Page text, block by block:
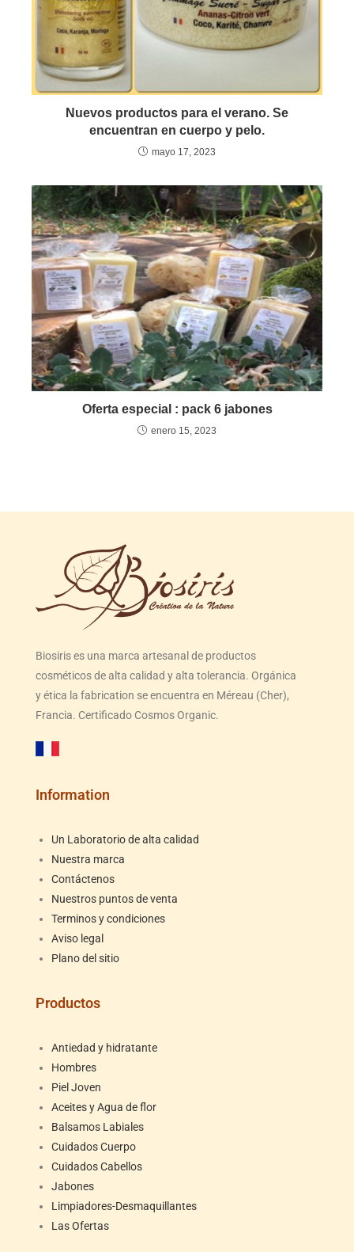
Nuevos productos para el verano. Se
encuentran en cuerpo y pelo.
mayo 17, 2023
Oferta especial : pack 6 jabones
enero 15, 2023
Biosiris es una marca artesanal de productos
cosméticos de alta calidad y alta tolerancia. Orgánica
y ética la fabrication se encuentra en Méreau (Cher),
Francia. Certificado Cosmos Organic.
Information
Un Laboratorio de alta calidad
Nuestra marca
Contáctenos
Nuestros puntos de venta
Terminos y condiciones
Aviso legal
Plano del sitio
Productos
Antiedad y hidratante
Hombres
Piel Joven
Aceites y Agua de flor
Balsamos Labiales
Cuidados Cuerpo
Cuidados Cabellos
Jabones
Limpiadores-Desmaquillantes
Las Ofertas